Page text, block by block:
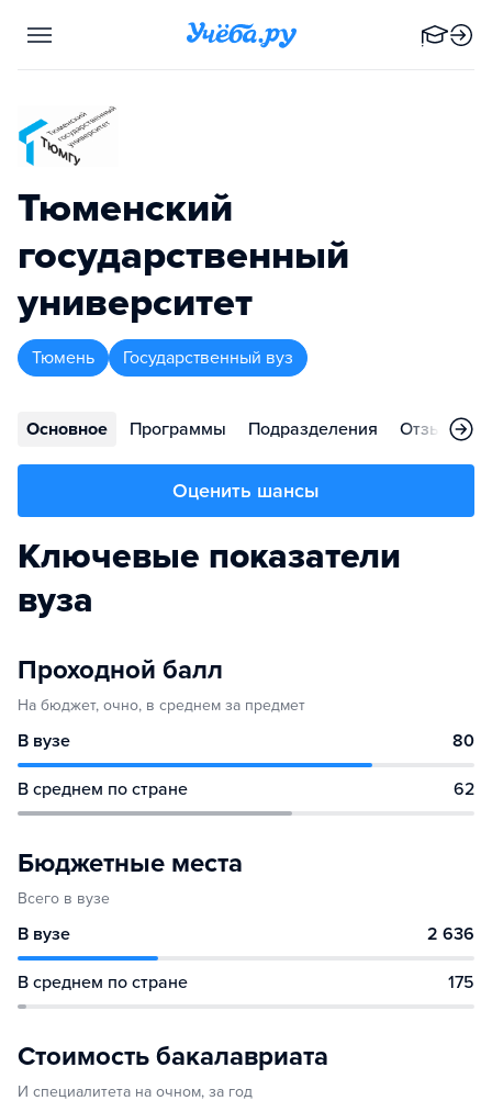
Тюменский
государственный
университет
Тюмень Государственный вуз
Основное Программы Подразделения Отзывы
Оценить шансы
Ключевые показатели
вуза
Проходной балл
На бюджет, очно, в среднем за предмет
В вузе 80
В среднем по стране 62
Бюджетные места
Всего в вузе
В вузе 2 636
В среднем по стране 175
Стоимость бакалавриата
И специалитета на очном, за год